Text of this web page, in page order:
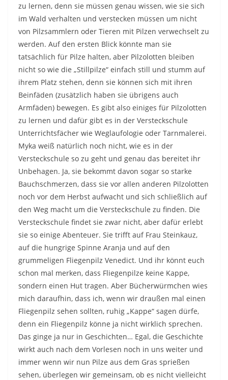
zu lernen, denn sie müssen genau wissen, wie sie sich
im Wald verhalten und verstecken müssen um nicht
von Pilzsammlern oder Tieren mit Pilzen verwechselt zu
werden. Auf den ersten Blick könnte man sie
tatsächlich für Pilze halten, aber Pilzolotten bleiben
nicht so wie die „Stillpilze“ einfach still und stumm auf
ihrem Platz stehen, denn sie können sich mit ihren
Beinfäden (zusätzlich haben sie übrigens auch
Armfäden) bewegen. Es gibt also einiges für Pilzolotten
zu lernen und dafür gibt es in der Versteckschule
Unterrichtsfächer wie Weglaufologie oder Tarnmalerei.
Myka weiß natürlich noch nicht, wie es in der
Versteckschule so zu geht und genau das bereitet ihr
Unbehagen. Ja, sie bekommt davon sogar so starke
Bauchschmerzen, dass sie vor allen anderen Pilzolotten
noch vor dem Herbst aufwacht und sich schließlich auf
den Weg macht um die Versteckschule zu finden. Die
Versteckschule findet sie zwar nicht, aber dafür erlebt
sie so einige Abenteuer. Sie trifft auf Frau Steinkauz,
auf die hungrige Spinne Aranja und auf den
grummeligen Fliegenpilz Venedict. Und ihr könnt euch
schon mal merken, dass Fliegenpilze keine Kappe,
sondern einen Hut tragen. Aber Bücherwürmchen wies
mich daraufhin, dass ich, wenn wir draußen mal einen
Fliegenpilz sehen sollten, ruhig „Kappe“ sagen dürfe,
denn ein Fliegenpilz könne ja nicht wirklich sprechen.
Das ginge ja nur in Geschichten… Egal, die Geschichte
wirkt auch nach dem Vorlesen noch in uns weiter und
immer wenn wir nun Pilze aus dem Gras sprießen
sehen, überlegen wir gemeinsam, ob es nicht vielleicht